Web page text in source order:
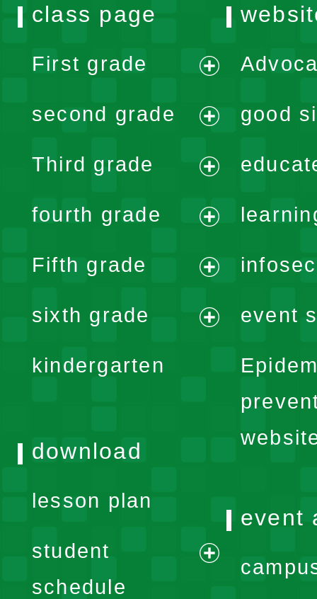
class page
First grade
menu
second grade
menu
Third grade
menu
fourth grade
menu
Fifth grade
menu
sixth grade
kindergarten
good
event
download
lesson plan
student
schedule
expand
event